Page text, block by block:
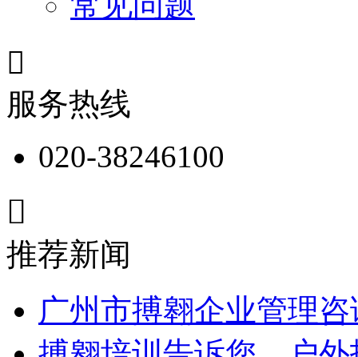

服务热线
020-38246100

推荐新闻
广州市搏翱企业管理